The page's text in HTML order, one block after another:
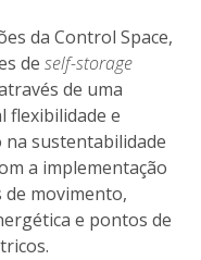
da Control Space,
de self-storage
de uma
flexibilidade e
na sustentabilidade
a implementação
de movimento,
e pontos de